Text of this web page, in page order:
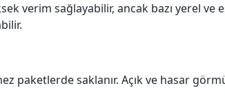
verim sağlayabilir, ancak bazı yerel ve
paketlerde saklanır. Açık ve hasar